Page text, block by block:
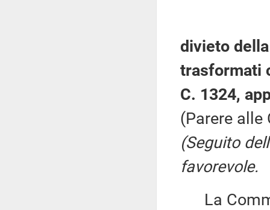
divieto
trasformati
C. 1324,
(Parere alle
(Seguito
favorevole.
La